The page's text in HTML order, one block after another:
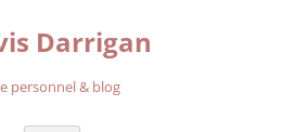
Darrigan
personnel & blog